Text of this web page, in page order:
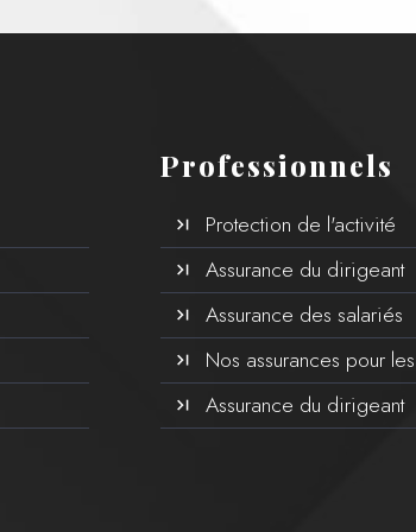
Professionnels
Protection de l'activité
Assurance du dirigeant
Assurance des salariés
Nos assurances pour
Assurance du dirigeant